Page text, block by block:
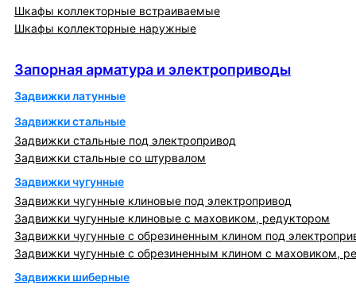
Шкафы коллекторные встраиваемые
Шкафы коллекторные наружные
Запорная арматура и электроприводы
Задвижки латунные
Задвижки стальные
Задвижки стальные под электропривод
Задвижки стальные со штурвалом
Задвижки чугунные
Задвижки чугунные клиновые под электропривод
Задвижки чугунные клиновые с маховиком, редуктором
Задвижки чугунные с обрезиненным клином под
Задвижки чугунные с обрезиненным клином с маховиком,
Задвижки шиберные